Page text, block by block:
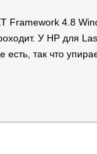
Framework 4.8
У HP для
так что